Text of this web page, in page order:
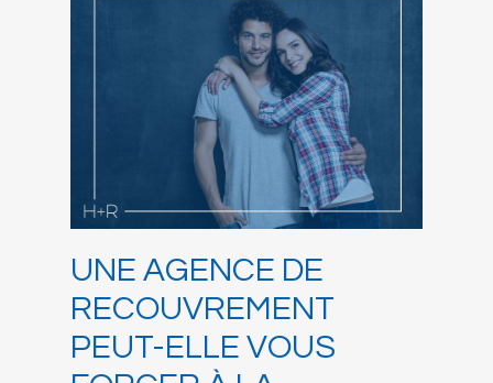
UNE AGENCE DE
RECOUVREMENT
PEUT-ELLE VOUS